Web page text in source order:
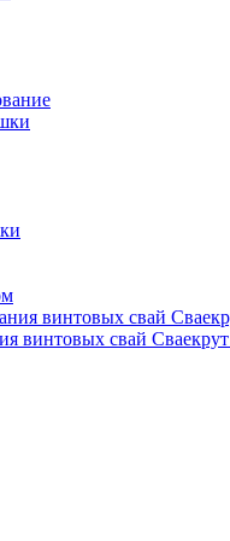
винтовых свай